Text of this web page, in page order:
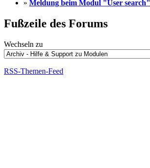
» Meldung beim Modul "User search"
Fußzeile des Forums
Wechseln zu
RSS-Themen-Feed